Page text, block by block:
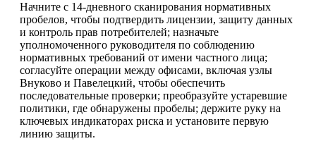
Начните с 14-дневного сканирования нормативных
пробелов, чтобы подтвердить лицензии, защиту данных
и контроль прав потребителей; назначьте
уполномоченного руководителя по соблюдению
нормативных требований от имени частного лица;
согласуйте операции между офисами, включая узлы
Внуково и Павелецкий, чтобы обеспечить
последовательные проверки; преобразуйте устаревшие
политики, где обнаружены пробелы; держите руку на
ключевых индикаторах риска и установите первую
линию защиты.